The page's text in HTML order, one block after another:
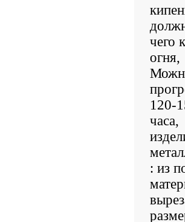
чего
120-
: из